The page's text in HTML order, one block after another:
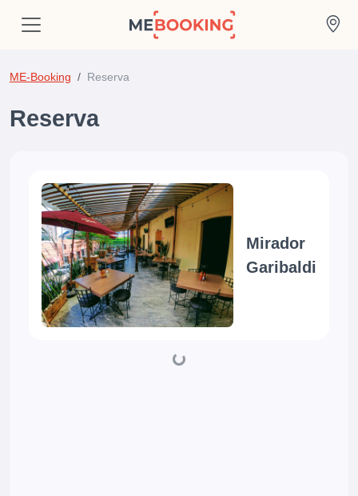
ME-Booking Reserva
Reserva
Mirador
Garibaldi